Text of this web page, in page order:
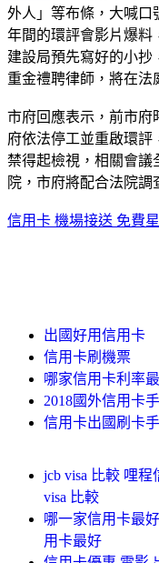
外人」等布條，大喊口
年間的環評會影片爆料
建設局預先寫好的小
重金禮聘律師，將在法
市府回應表示，前市府
府依法停工並重啟環
禁得起檢視，相關會議
院，市府將配合法院
信用卡 機場接送 免費
出國好用信用卡
信用卡刷機票
哪家信用卡利率
2018國外信用卡
信用卡出國刷卡
jcb visa 比較 哩
visa 比較
哪一家信用卡最
用卡最好